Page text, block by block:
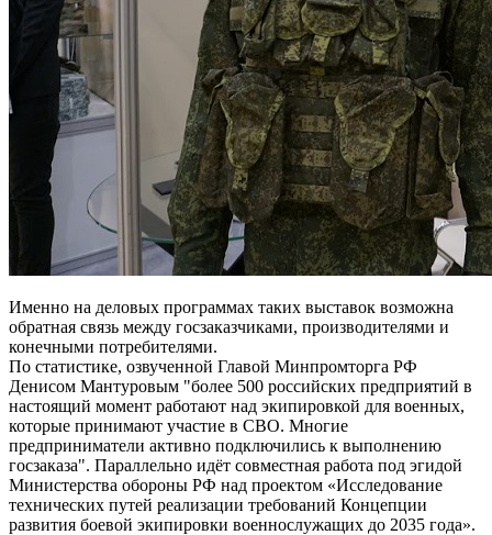
Именно на деловых программах таких выставок возможна
обратная связь между госзаказчиками, производителями и
конечными потребителями.
По статистике, озвученной Главой Минпромторга РФ
Денисом Мантуровым "более 500 российских предприятий в
настоящий момент работают над экипировкой для военных,
которые принимают участие в СВО. Многие
предприниматели активно подключились к выполнению
госзаказа". Параллельно идёт совместная работа под эгидой
Министерства обороны РФ над проектом «Исследование
технических путей реализации требований Концепции
развития боевой экипировки военнослужащих до 2035 года».